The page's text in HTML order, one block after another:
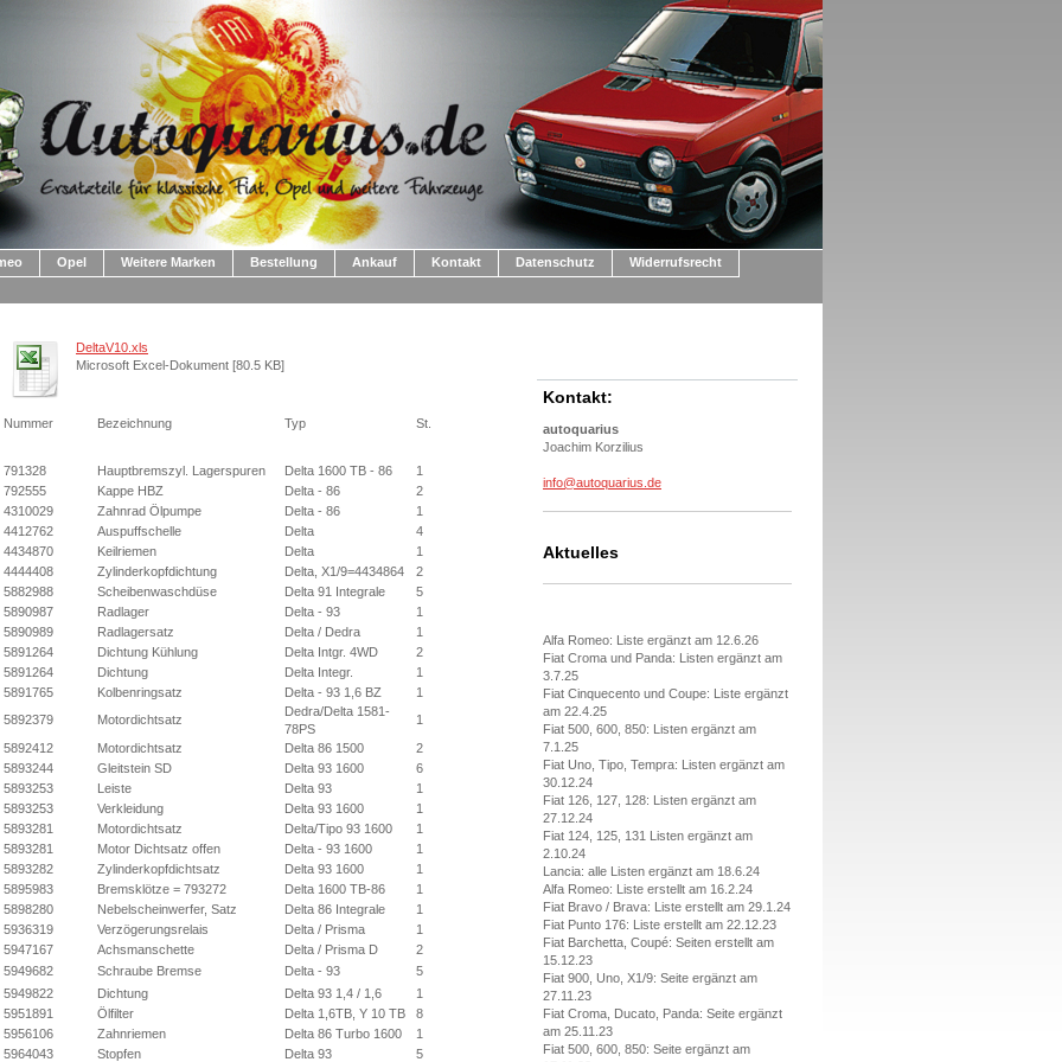
Opel Weitere Marken Bestellung Ankauf Kontakt Datenschutz
Widerrufsrecht
DeltaV10.xls
Microsoft Excel-Dokument [80.5 KB]
Nummer Bezeichnung Typ St.
791328 Hauptbremszyl. Lagerspuren Delta 1600 TB - 86
1
792555
Kappe HBZ Delta - 86
2
4310029
Zahnrad Ölpumpe Delta - 86
1
4412762
Auspuffschelle Delta
4
4434870
Keilriemen Delta
1
4444408
Zylinderkopfdichtung Delta, X1/9=4434864
2
5882988
Scheibenwaschdüse Delta 91 Integrale
5
5890987
Radlager Delta - 93
1
5890989
Radlagersatz Delta / Dedra
1
5891264
Dichtung Kühlung Delta Intgr. 4WD
2
5891264
Dichtung Delta Integr.
1
5891765
Kolbenringsatz Delta - 93 1,6 BZ
1
5892379
Motordichtsatz
Dedra/Delta 1581-
78PS
1
5892412
Motordichtsatz Delta 86 1500
2
5893244
Gleitstein SD Delta 93 1600
6
5893253
Leiste Delta 93
1
5893253
Verkleidung Delta 93 1600
1
5893281
Motordichtsatz Delta/Tipo 93 1600
1
5893281
Motor Dichtsatz offen Delta - 93 1600
1
5893282
Zylinderkopfdichtsatz Delta 93 1600
1
5895983
Bremsklötze = 793272 Delta 1600 TB-86
1
5898280
Nebelscheinwerfer, Satz Delta 86 Integrale
1
5936319
Verzögerungsrelais Delta / Prisma
1
5947167
Achsmanschette Delta / Prisma D
2
5949682
Schraube Bremse Delta - 93
5
5949822
Dichtung Delta 93 1,4 / 1,6
1
5951891
Ölfilter Delta 1,6TB, Y 10 TB
8
5956106
Zahnriemen Delta 86 Turbo 1600
1
5964043
Stopfen Delta 93
5
Kontakt:
autoquarius
Joachim Korzilius
info@autoquarius.de
Aktuelles
Alfa Romeo: Liste ergänzt am 12.6.26
Fiat Croma und Panda: Listen ergänzt am
3.7.25
Fiat Cinquecento und Coupe: Liste ergänzt
am 22.4.25
Fiat 500, 600, 850: Listen ergänzt am
7.1.25
Fiat Uno, Tipo, Tempra: Listen ergänzt am
30.12.24
Fiat 126, 127, 128: Listen ergänzt am
27.12.24
Fiat 124, 125, 131 Listen ergänzt am
2.10.24
Lancia: alle Listen ergänzt am 18.6.24
Alfa Romeo: Liste erstellt am 16.2.24
Fiat Bravo / Brava: Liste erstellt am 29.1.24
Fiat Punto 176: Liste erstellt am 22.12.23
Fiat Barchetta, Coupé: Seiten erstellt am
15.12.23
Fiat 900, Uno, X1/9: Seite ergänzt am
27.11.23
Fiat Croma, Ducato, Panda: Seite ergänzt
am 25.11.23
Fiat 500, 600, 850: Seite ergänzt am